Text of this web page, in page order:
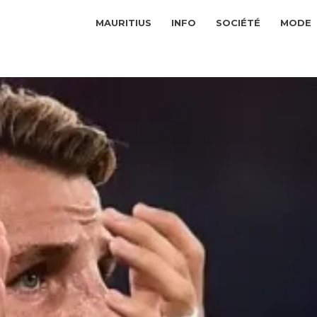
MAURITIUS INFO SOCIÉTÉ MODE